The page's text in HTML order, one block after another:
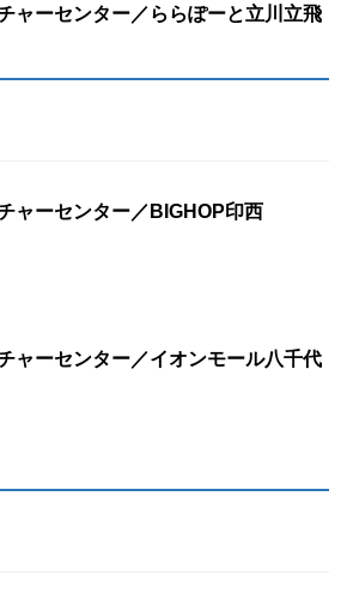
ャーセンター／ららぽーと立川立飛
ャーセンター／BIGHOP印西
ャーセンター／イオンモール八千代